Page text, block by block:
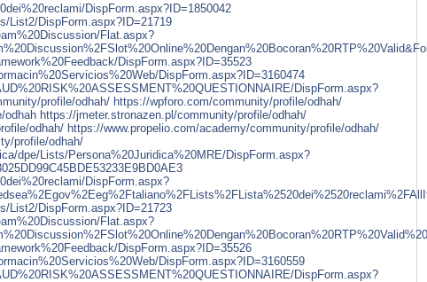
DispForm.aspx?ID=1850042
List2/DispForm.aspx?ID=21719
Flat.aspx?
DispForm.aspx?ID=35523
DispForm.aspx?ID=3160474
DispForm.aspx?
profile/odhah/ https://wpforo.com/community/profile/odhah/
odhah https://jmeter.stronazen.pl/community/profile/odhah/
odhah/ https://www.propelio.com/academy/community/profile/odhah/
profile/odhah/
dpe/Lists/Persona%20Juridica%20MRE/DispForm.aspx?
DispForm.aspx?
List2/DispForm.aspx?ID=21723
Flat.aspx?
DispForm.aspx?ID=35526
DispForm.aspx?ID=3160559
DispForm.aspx?